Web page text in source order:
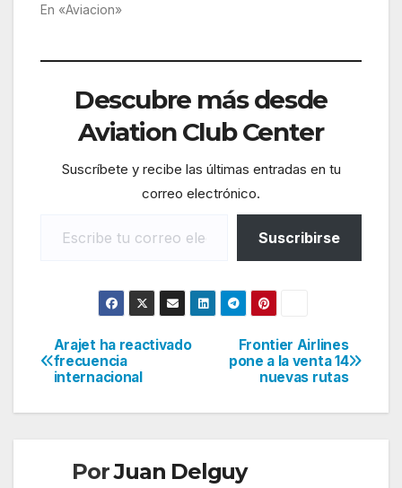
En «Aviacion»
Descubre más desde
Aviation Club Center
Suscríbete y recibe las últimas entradas en tu
correo electrónico.
Suscribirse
Navegación
de
Frontier Airlines
pone a la venta 14
nuevas rutas
Arajet ha reactivado
frecuencia
internacional
PorJuan Delguy